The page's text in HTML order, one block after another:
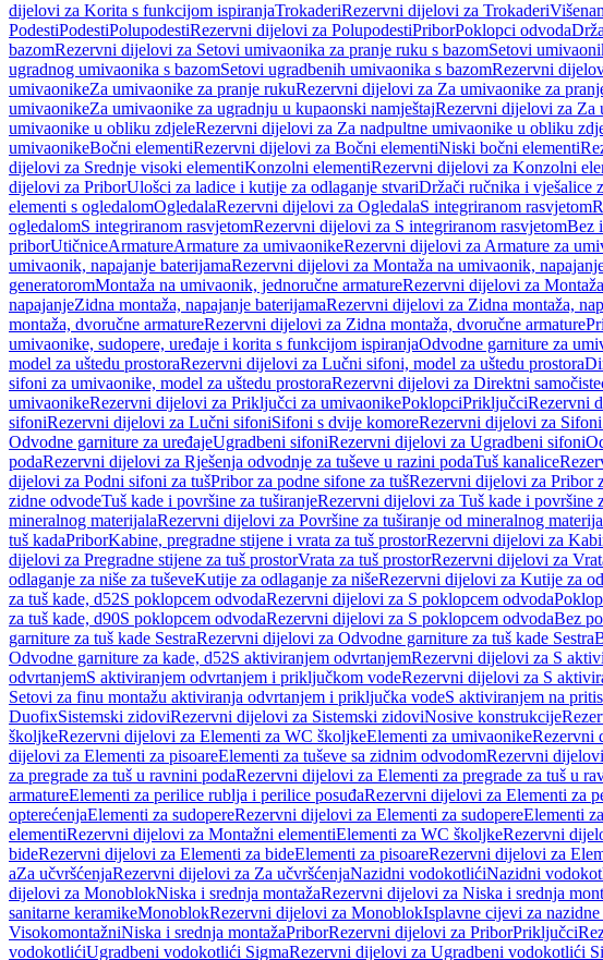
dijelovi za Korita s funkcijom ispiranjaTrokaderiRezervni dijelovi za Trokaderi
PodestiPodestiPolupodestiRezervni dijelovi za PolupodestiPriborPoklopci odvoda
bazomRezervni dijelovi za Setovi umivaonika za pranje ruku s bazomSetovi
ugradnog umivaonika s bazomSetovi ugradbenih umivaonika s bazomRezervni
umivaonikeZa umivaonike za pranje rukuRezervni dijelovi za Za umivaonike za
umivaonikeZa umivaonike za ugradnju u kupaonski namještajRezervni dijelovi za Za
umivaonike u obliku zdjeleRezervni dijelovi za Za nadpultne umivaonike u obliku
umivaonikeBočni elementiRezervni dijelovi za Bočni elementiNiski bočni elementi
dijelovi za Srednje visoki elementiKonzolni elementiRezervni dijelovi za Konzolni
dijelovi za PriborUlošci za ladice i kutije za odlaganje stvariDržači ručnika i vješalice
elementi s ogledalomOgledalaRezervni dijelovi za OgledalaS integriranom rasvjetom
ogledalomS integriranom rasvjetomRezervni dijelovi za S integriranom rasvjetomBez
priborUtičniceArmatureArmature za umivaonikeRezervni dijelovi za Armature za
umivaonik, napajanje baterijamaRezervni dijelovi za Montaža na umivaonik,
generatoromMontaža na umivaonik, jednoručne armatureRezervni dijelovi za
napajanjeZidna montaža, napajanje baterijamaRezervni dijelovi za Zidna montaža,
montaža, dvoručne armatureRezervni dijelovi za Zidna montaža, dvoručne armature
umivaonike, sudopere, uređaje i korita s funkcijom ispiranjaOdvodne garniture za
model za uštedu prostoraRezervni dijelovi za Lučni sifoni, model za uštedu prostora
sifoni za umivaonike, model za uštedu prostoraRezervni dijelovi za Direktni
umivaonikeRezervni dijelovi za Priključci za umivaonikePoklopciPriključciRezervni
sifoniRezervni dijelovi za Lučni sifoniSifoni s dvije komoreRezervni dijelovi za
Odvodne garniture za uređajeUgradbeni sifoniRezervni dijelovi za Ugradbeni sifoni
podaRezervni dijelovi za Rješenja odvodnje za tuševe u razini podaTuš kanalice
dijelovi za Podni sifoni za tušPribor za podne sifone za tušRezervni dijelovi za Pribor
zidne odvodeTuš kade i površine za tuširanjeRezervni dijelovi za Tuš kade i površine
mineralnog materijalaRezervni dijelovi za Površine za tuširanje od mineralnog
tuš kadaPriborKabine, pregradne stijene i vrata za tuš prostorRezervni dijelovi za
dijelovi za Pregradne stijene za tuš prostorVrata za tuš prostorRezervni dijelovi za
odlaganje za niše za tuševeKutije za odlaganje za nišeRezervni dijelovi za Kutije za
za tuš kade, d52S poklopcem odvodaRezervni dijelovi za S poklopcem odvoda
za tuš kade, d90S poklopcem odvodaRezervni dijelovi za S poklopcem odvodaBez
garniture za tuš kade SestraRezervni dijelovi za Odvodne garniture za tuš kade Sestra
Odvodne garniture za kade, d52S aktiviranjem odvrtanjemRezervni dijelovi za S
odvrtanjemS aktiviranjem odvrtanjem i priključkom vodeRezervni dijelovi za S
Setovi za finu montažu aktiviranja odvrtanjem i priključka vodeS aktiviranjem na
DuofixSistemski zidoviRezervni dijelovi za Sistemski zidoviNosive konstrukcije
školjkeRezervni dijelovi za Elementi za WC školjkeElementi za umivaonikeRezervni
dijelovi za Elementi za pisoareElementi za tuševe sa zidnim odvodomRezervni
za pregrade za tuš u ravnini podaRezervni dijelovi za Elementi za pregrade za tuš u
armatureElementi za perilice rublja i perilice posuđaRezervni dijelovi za Elementi za
opterećenjaElementi za sudopereRezervni dijelovi za Elementi za sudopereElementi
elementiRezervni dijelovi za Montažni elementiElementi za WC školjkeRezervni
bideRezervni dijelovi za Elementi za bideElementi za pisoareRezervni dijelovi za
aZa učvršćenjaRezervni dijelovi za Za učvršćenjaNazidni vodokotlićiNazidni
dijelovi za MonoblokNiska i srednja montažaRezervni dijelovi za Niska i srednja
sanitarne keramikeMonoblokRezervni dijelovi za MonoblokIsplavne cijevi za
VisokomontažniNiska i srednja montažaPriborRezervni dijelovi za PriborPriključci
vodokotlićiUgradbeni vodokotlići SigmaRezervni dijelovi za Ugradbeni vodokotlići